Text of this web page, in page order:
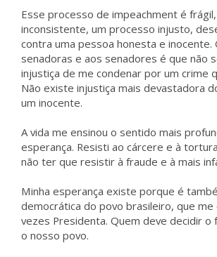
Esse processo de impeachment é
inconsistente, um processo injusto,
contra uma pessoa honesta e inocente.
senadoras e aos senadores é que não
injustiça de me condenar por um crime
Não existe injustiça mais devastadora
um inocente.
A vida me ensinou o sentido mais
esperança. Resisti ao cárcere e à
não ter que resistir à fraude e à mais
Minha esperança existe porque é
democrática do povo brasileiro, que me
vezes Presidenta. Quem deve decidir o
o nosso povo.